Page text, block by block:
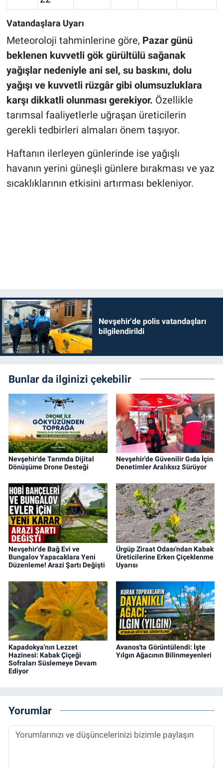
Vatandaşlara Uyarı
Meteoroloji tahminlerine göre, Pazar günü
beklenen kuvvetli gök gürültülü sağanak
yağışlar nedeniyle ani sel, su baskını, dolu
yağışı ve kuvvetli rüzgâr gibi olumsuzluklara
karşı dikkatli olunması gerekiyor. Özellikle
tarımsal faaliyetlerle uğraşan üreticilerin
gerekli tedbirleri almaları önem taşıyor.
Haftanın ilerleyen günlerinde ise yağışlı
havanın yerini güneşli günlere bırakması ve yaz
sıcaklıklarının etkisini artırması bekleniyor.
Nevşehir'de polis vatandaşları
bilgilendirildi
Bunlar da ilginizi çekebilir
Nevşehir'de Tarımda Dijital
Dönüşüme Drone Desteği
Nevşehir'de Güvenilir Gıda İçin
Denetimler Aralıksız Sürüyor
Nevşehir'de Bağ Evi ve
Bungalov Yapacaklara Yeni
Düzenleme! Arazi Şartı Değişti
Ürgüp Ziraat Odası'ndan Kabak
Üreticilerine Erken Çiçeklenme
Uyarısı
Kapadokya'nın Lezzet
Hazinesi: Kabak Çiçeği
Sofraları Süslemeye Devam
Ediyor
Avanos'ta Görüntülendi: İşte
Yılgın Ağacının Bilinmeyenleri
Yorumlar